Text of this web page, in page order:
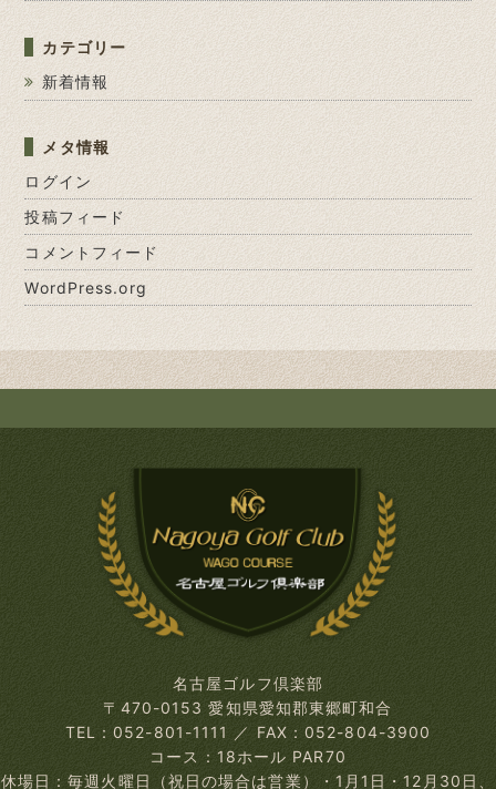
カテゴリー
新着情報
メタ情報
ログイン
投稿フィード
コメントフィード
WordPress.org
名古屋ゴルフ倶楽部
〒470-0153 愛知県愛知郡東郷町和合
TEL：052-801-1111 ／ FAX：052-804-3900
コース：18ホール PAR70
休場日：毎週火曜日（祝日の場合は営業）
・1月1日・12月30日、